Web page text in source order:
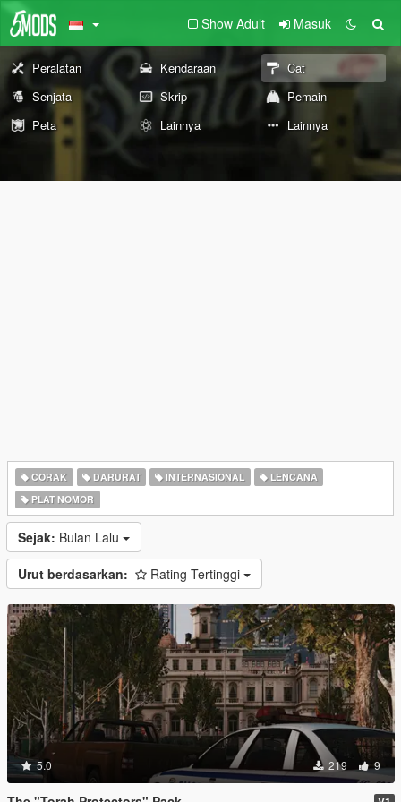
Show Adult Masuk
Peralatan Kendaraan
Cat
Senjata
Skrip
Pemain
Peta
Lainnya Lainnya
CORAK DARURAT INTERNASIONAL
LENCANA
PLAT NOMOR
Sejak: Bulan Lalu
Urut berdasarkan: Rating Tertinggi
5.0 219 9